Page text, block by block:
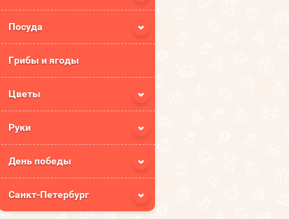
Посуда
Грибы и ягоды
Цветы
Руки
День победы
Санкт-Петербург